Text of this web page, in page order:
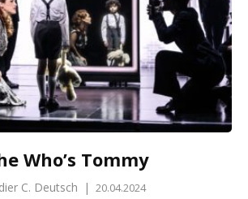
Who’s Tommy
C. Deutsch | 20.04.2024